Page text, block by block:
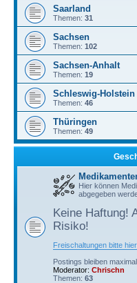
Saarland
Themen: 31
Sachsen
Themen: 102
Sachsen-Anhalt
Themen: 19
Schleswig-Holstein
Themen: 46
Thüringen
Themen: 49
Hier können
abgegeben
Keine Haftung!
Risiko!
Freischaltungen bitte
Postings bleiben
Moderator: Chrischn
Themen: 63